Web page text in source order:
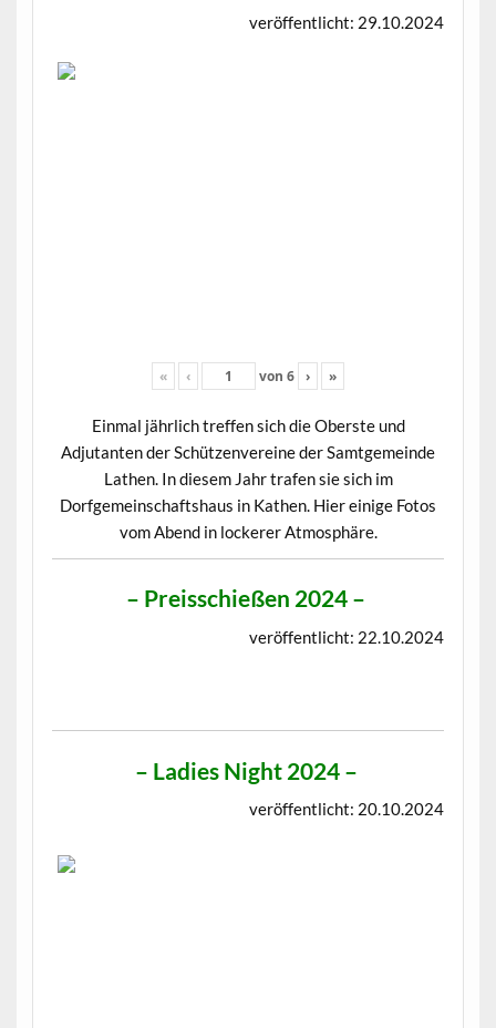
veröffentlicht: 29.10.2024
« ‹ von 6 › »
Einmal jährlich treffen sich die Oberste und
Adjutanten der Schützenvereine der Samtgemeinde
Lathen. In diesem Jahr trafen sie sich im
Dorfgemeinschaftshaus in Kathen. Hier einige Fotos
vom Abend in lockerer Atmosphäre.
– Preisschießen 2024–
veröffentlicht: 22.10.2024
– Ladies Night 2024–
veröffentlicht: 20.10.2024